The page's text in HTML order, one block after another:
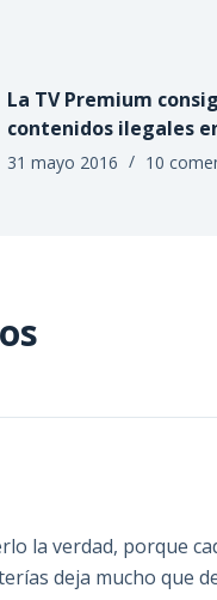
La TV Premium
contenidos ilegales
31 mayo 2016 10
la verdad, porque
deja mucho que